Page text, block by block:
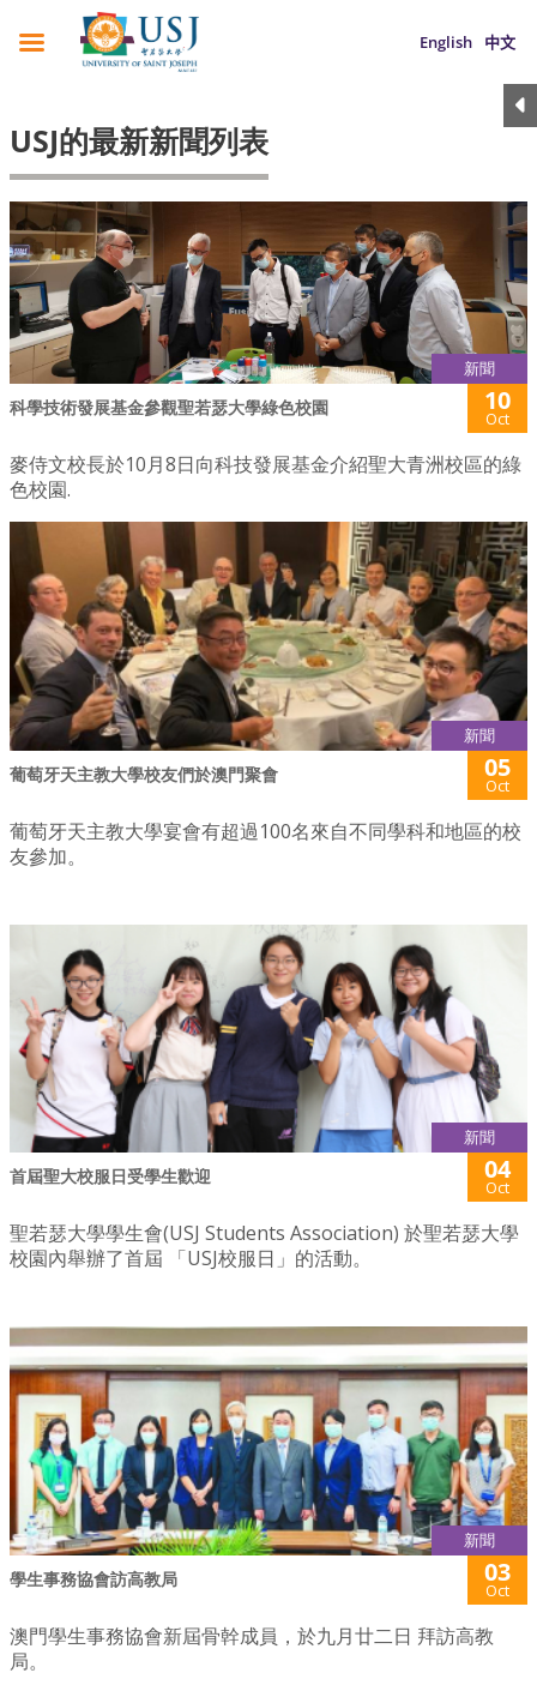
English 中文
USJ的最新新聞列表
新聞
科學技術發展基金參觀聖若瑟大學綠色校園 10
Oct
麥侍文校長於10月8日向科技發展基金介紹聖大青洲校區的綠
色校園.
新聞
葡萄牙天主教大學校友們於澳門聚會 05
Oct
葡萄牙天主教大學宴會有超過100名來自不同學科和地區的校
友參加。
新聞
首屆聖大校服日受學生歡迎 04
Oct
聖若瑟大學學生會(USJ Students Association) 於聖若瑟大學
校園內舉辦了首屆 「USJ校服日」的活動。
新聞
學生事務協會訪高教局 03
Oct
澳門學生事務協會新屆骨幹成員，於九月廿二日 拜訪高教
局。